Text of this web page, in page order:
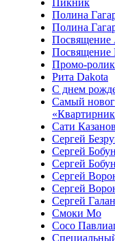
Пикник
Полина
Полина
Посвящение
Посвящение
Промо-
Рита Dakota
С днем
Самый
Сати
Сергей
Сергей
Сергей
Сергей
Сергей
Сергей
Смоки Мо
Сосо